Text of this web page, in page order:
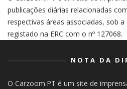
publicações diárias relacionadas
respectivas áreas associadas, sob
registado na ERC com o nº 127068.
NOTA DA
O Carzoom.PT é um site de